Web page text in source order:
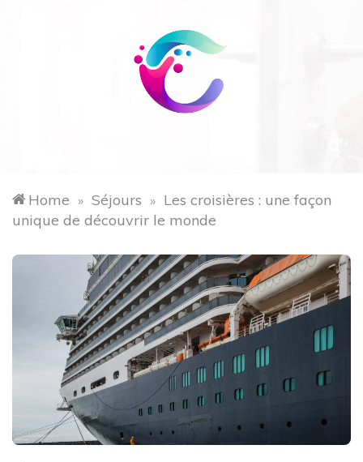
Home » Séjours » Les croisières : une façon
unique de découvrir le monde